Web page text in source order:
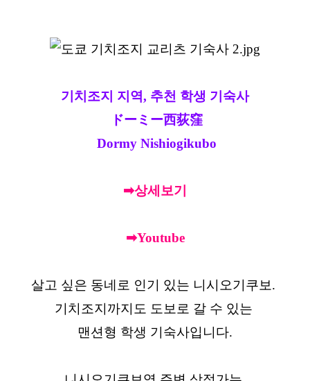
기치조지 지역, 추천 학생 기숙사
ドーミー西荻窪
Dormy Nishiogikubo
➡상세보기
➡Youtube
살고 싶은 동네로 인기 있는 니시오기쿠보.
기치조지까지도 도보로 갈 수 있는
맨션형 학생 기숙사입니다.